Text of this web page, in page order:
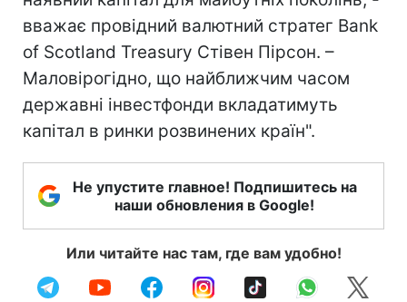
вважає провідний валютний стратег Bank
of Scotland Treasury Стівен Пірсон. –
Маловірогідно, що найближчим часом
державні інвестфонди вкладатимуть
капітал в ринки розвинених країн".
Не упустите главное! Подпишитесь на
наши обновления в Google!
Или читайте нас там, где вам удобно!